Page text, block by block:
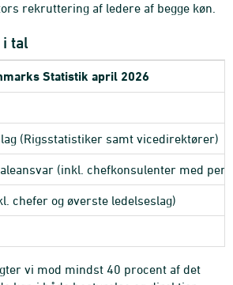
rekruttering af ledere af begge køn.
i tal
Statistik april 2026
(Rigsstatistiker samt vicedirektører)
(inkl. chefkonsulenter med
chefer og øverste ledelseslag)
vi mod mindst 40 procent af det